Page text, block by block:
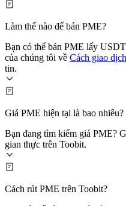
Làm thế nào để bán PME?
Bạn có thể bán PME lấy
của chúng tôi về Cách giao
tin.
Giá PME hiện tại là bao nhiêu?
Bạn đang tìm kiếm giá PME?
gian thực trên Toobit.
Cách rút PME trên Toobit?